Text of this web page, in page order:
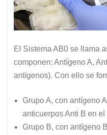
El Sistema AB0 se llama
componen: Antígeno A,
antígenos). Con ello se
Grupo A, con antígeno
anticuerpos Anti B en el
Grupo B, con antígeno